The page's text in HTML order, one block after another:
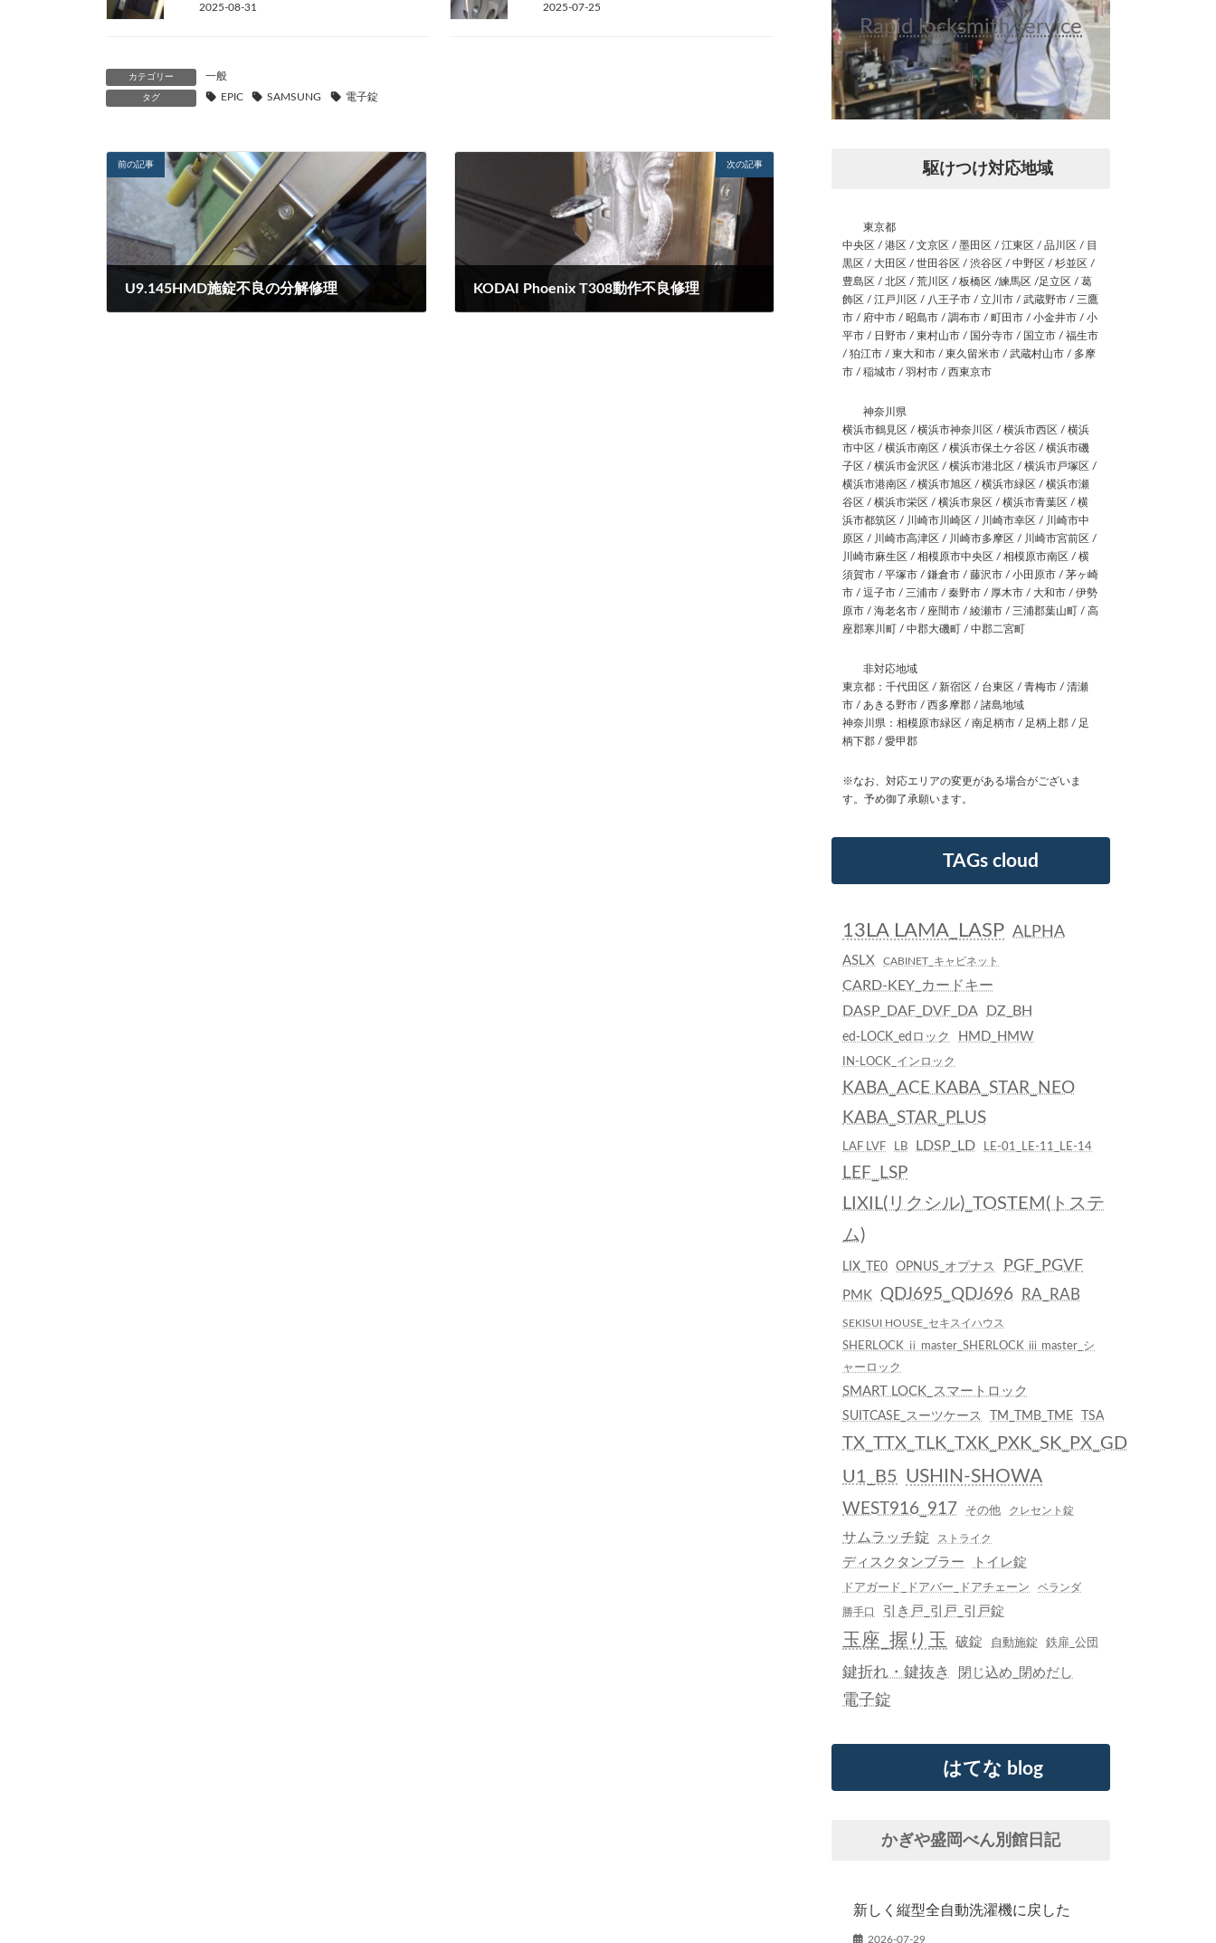
2025-08-31 2025-07-25
カテゴリー 一般
タグ EPIC SAMSUNG 電子錠
前の記事
U9.145HMD施錠不良の分解修理
次の記事
KODAI Phoenix T308動作不良修理
Rapid locksmith service
駆けつけ対応地域
東京都
中央区 / 港区 / 文京区 / 墨田区 / 江東区 / 品川区 / 目
黒区 / 大田区 / 世田谷区 / 渋谷区 / 中野区 / 杉並区 /
豊島区 / 北区 / 荒川区 / 板橋区 /練馬区 /足立区 / 葛
飾区 / 江戸川区 / 八王子市 / 立川市 / 武蔵野市 / 三鷹
市 / 府中市 / 昭島市 / 調布市 / 町田市 / 小金井市 / 小
平市 / 日野市 / 東村山市 / 国分寺市 / 国立市 / 福生市
/ 狛江市 / 東大和市 / 東久留米市 / 武蔵村山市 / 多摩
市 / 稲城市 / 羽村市 / 西東京市
神奈川県
横浜市鶴見区 / 横浜市神奈川区 / 横浜市西区 / 横浜
市中区 / 横浜市南区 / 横浜市保土ケ谷区 / 横浜市磯
子区 / 横浜市金沢区 / 横浜市港北区 / 横浜市戸塚区 /
横浜市港南区 / 横浜市旭区 / 横浜市緑区 / 横浜市瀬
谷区 / 横浜市栄区 / 横浜市泉区 / 横浜市青葉区 / 横
浜市都筑区 / 川崎市川崎区 / 川崎市幸区 / 川崎市中
原区 / 川崎市高津区 / 川崎市多摩区 / 川崎市宮前区 /
川崎市麻生区 / 相模原市中央区 / 相模原市南区 / 横
須賀市 / 平塚市 / 鎌倉市 / 藤沢市 / 小田原市 / 茅ヶ崎
市 / 逗子市 / 三浦市 / 秦野市 / 厚木市 / 大和市 / 伊勢
原市 / 海老名市 / 座間市 / 綾瀬市 / 三浦郡葉山町 / 高
座郡寒川町 / 中郡大磯町 / 中郡二宮町
非対応地域
東京都：千代田区 / 新宿区 / 台東区 / 青梅市 / 清瀬
市 / あきる野市 / 西多摩郡 / 諸島地域
神奈川県：相模原市緑区 / 南足柄市 / 足柄上郡 / 足
柄下郡 / 愛甲郡
※なお、対応エリアの変更がある場合がございま
す。予め御了承願います。
TAGs cloud
13LA LAMA_LASP ALPHA
ASLX CABINET_キャビネット
CARD-KEY_カードキー
DASP_DAF_DVF_DA
DZ_BH
ed-LOCK_edロック HMD_HMW
IN-LOCK_インロック
KABA_ACE KABA_STAR_NEO
KABA_STAR_PLUS
LAF LVF LB LDSP_LD LE-01_LE-11_LE-14
LEF_LSP
LIXIL(リクシル)_TOSTEM(トステ
ム)
LIX_TE0 OPNUS_オプナス PGF_PGVF
PMK QDJ695_QDJ696 RA_RAB
SEKISUI HOUSE_セキスイハウス
SHERLOCK ⅱ master_SHERLOCK ⅲ master_シ
ャーロック
SMART LOCK_スマートロック
SUITCASE_スーツケース TM_TMB_TME TSA
TX_TTX_TLK_TXK_PXK_SK_PX_GD
U1_B5 USHIN-SHOWA
WEST916_917 その他 クレセント錠
サムラッチ錠 ストライク
ディスクタンブラー トイレ錠
ドアガード_ドアバー_ドアチェーン ベランダ
勝手口 引き戸_引戸_引戸錠
玉座_握り玉 破錠 自動施錠 鉄扉_公団
鍵折れ・鍵抜き 閉じ込め_閉めだし
電子錠
はてな blog
かぎや盛岡べん別館日記
新しく縦型全自動洗濯機に戻した
2026-07-29